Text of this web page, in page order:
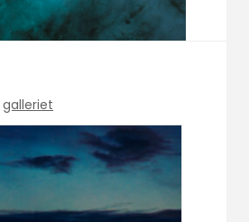
galleriet